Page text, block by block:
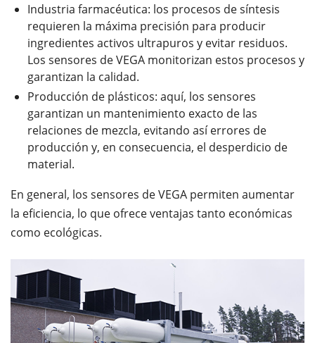
Industria farmacéutica: los procesos de síntesis
requieren la máxima precisión para producir
ingredientes activos ultrapuros y evitar residuos.
Los sensores de VEGA monitorizan estos procesos y
garantizan la calidad.
Producción de plásticos: aquí, los sensores
garantizan un mantenimiento exacto de las
relaciones de mezcla, evitando así errores de
producción y, en consecuencia, el desperdicio de
material.
En general, los sensores de VEGA permiten aumentar
la eficiencia, lo que ofrece ventajas tanto económicas
como ecológicas.